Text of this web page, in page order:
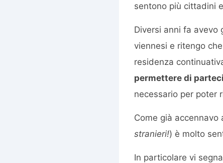
sentono più cittadini
Diversi anni fa avevo
viennesi e ritengo
residenza
permettere di
necessario per poter
Come già accennavo
stranieri!) è molto
In particolare vi